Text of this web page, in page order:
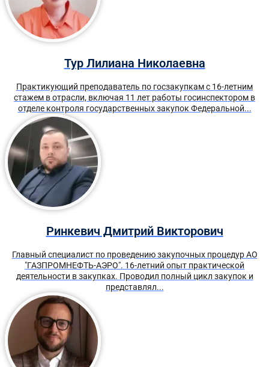
Тур Лилиана Николаевна
Практикующий преподаватель по госзакупкам с 16-летним
стажем в отрасли, включая 11 лет работы госинспектором в
отделе контроля государственных закупок Федеральной...
Ринкевич Дмитрий Викторович
Главный специалист по проведению закупочных процедур АО
"ГАЗПРОМНЕФТЬ-АЭРО". 16-летний опыт практической
деятельности в закупках. Проводил полный цикл закупок и
представлял...